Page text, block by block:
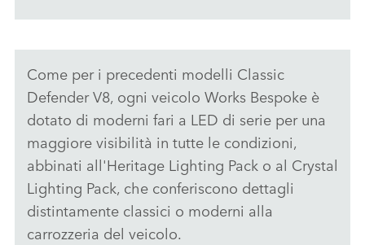
Come per i precedenti modelli Classic
Defender V8, ogni veicolo Works Bespoke è
dotato di moderni fari a LED di serie per una
maggiore visibilità in tutte le condizioni,
abbinati all'Heritage Lighting Pack o al Crystal
Lighting Pack, che conferiscono dettagli
distintamente classici o moderni alla
carrozzeria del veicolo.